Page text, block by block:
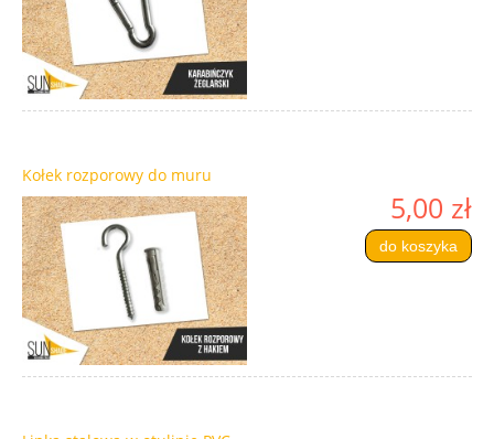
Kołek rozporowy do muru
5,00 zł
do koszyka